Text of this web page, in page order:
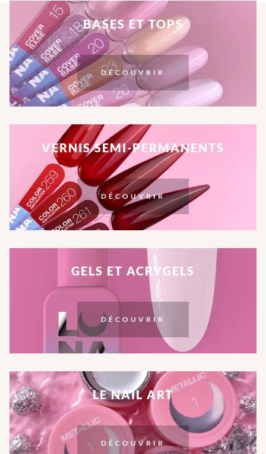
BASES ET TOPS
DÉCOUVRIR
VERNIS SEMI-PERMANENTS
DÉCOUVRIR
GELS ET ACRYGELS
DÉCOUVRIR
LE NAIL ART
DÉCOUVRIR